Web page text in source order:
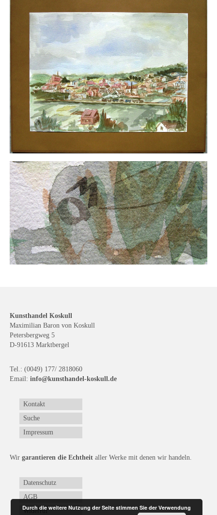
Süddeutsche Landschaft
Selbstbildnisse
Stillleben
Neues
Tägliche Dosis Kunst
Themenflyer
Themenflyer: Trügerische Idyllen
Themenflyer: Buch und Schrift in der Kunst
Themenflyer: Sehnsucht Süden
Themenflyer: Walter Becker
Themenflyer: Richild Holt
Themenflyer: Ernst Geitlinger
Themenflyer: Michel Wagner
Richild Holt – Farbe und Linie
Theodor Zeller (1900-1986) Maler und
Walter Becker (1893-1984) Malerei und Grafik
Der Maler Richard Sprick (1901-1976)
Suche
Über Uns
Kontakt
Publikationsliste
Kunsthandel Koskull
Maximilian Baron von Koskull
Petersbergweg 5
D-91613 Marktbergel
Tel.: (0049) 177/ 2818060
Email: info@kunsthandel-koskull.de
Kontakt
Suche
Impressum
Wir garantieren die Echtheit aller Werke mit denen wir handeln.
Datenschutz
AGB
Widerruf
Durch die weitere Nutzung der Seite stimmen Sie der Verwendung